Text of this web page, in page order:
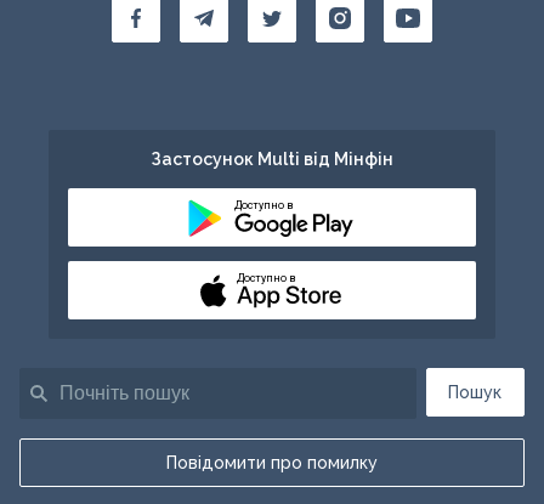
Пошук
Повідомити про помилку
Застосунок Multi від Мінфін
Доступно в
Доступно в